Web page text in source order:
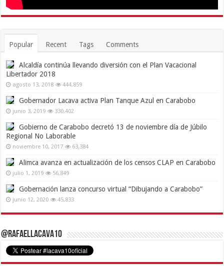
Popular Recent Tags Comments
Alcaldía continúa llevando diversión con el Plan Vacacional
Libertador 2018
agosto 13, 2018 444,859
Gobernador Lacava activa Plan Tanque Azul en Carabobo
junio 3, 2019 330,402
Gobierno de Carabobo decretó 13 de noviembre día de Júbilo
Regional No Laborable
noviembre 10, 2017 63,384
Alimca avanza en actualización de los censos CLAP en Carabobo
julio 1, 2019 56,849
Gobernación lanza concurso virtual “Dibujando a Carabobo”
junio 12, 2020 45,833
@RafaelLacava10